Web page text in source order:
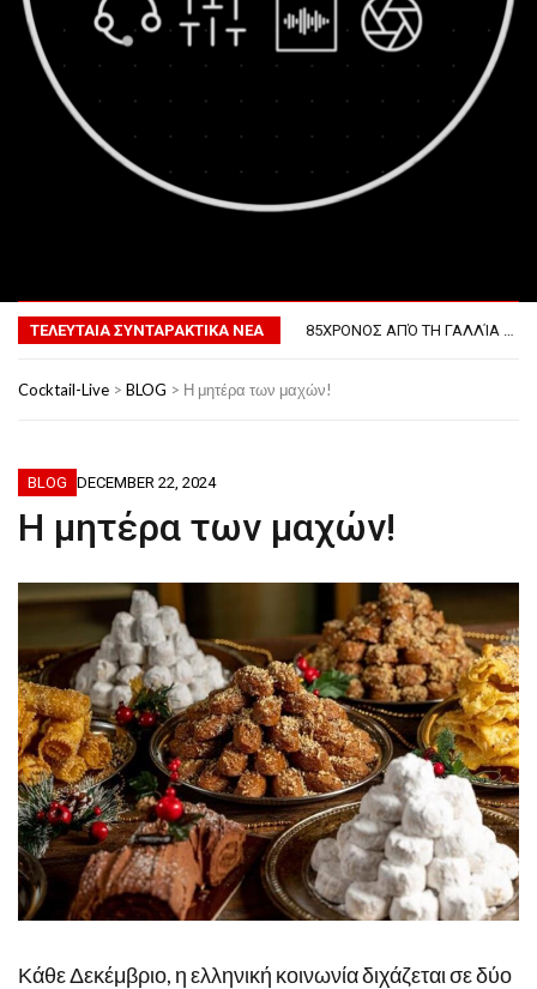
ΤΕΛΕΥΤΑΙΑ ΣΥΝΤΑΡΑΚΤΙΚΑ ΝΕΑ
ΣΚΗΝΟΘΈΤΗΣΕ ΤΗΝ ΚΛΟΠΉ ΤΟΥ ΑΥΤΟΚΙΝΉΤΟΥ ΤΟΥ ΓΙΑ ΝΑ ΑΠΟΦΎΓΕΙ ΨΏΝΙΑ ΜΕ ΤΗ ΣΎΖΥΓΟ!
Cocktail-Live > BLOG > Η μητέρα των μαχών!
BLOG DECEMBER 22, 2024
Η μητέρα των μαχών!
Κάθε Δεκέμβριο, η ελληνική κοινωνία διχάζεται σε δύο